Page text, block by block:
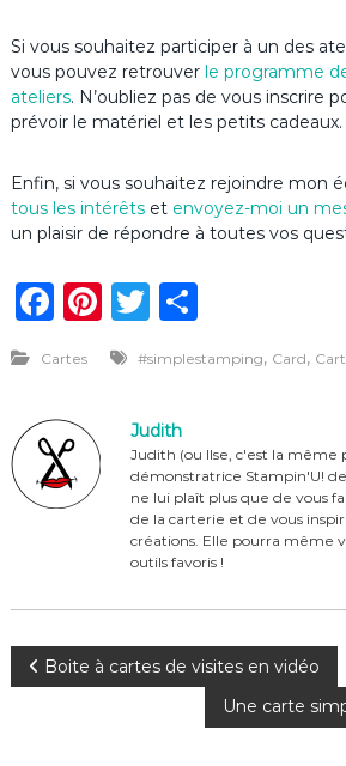
Si vous souhaitez participer à un des
vous pouvez retrouverle programme
ateliers. N’oubliez pas de vous inscrire
prévoir le matériel et les petits cadeaux.
Enfin, si vous souhaitez rejoindre mon
tous les intérêtset envoyez-moi un
un plaisir de répondre à toutes vos
F
c
e
b
o
Pi
n
te
re
st
T
it
te
r
P
ta
er
Cartes #simplestamping, Card,
Judith
Judith (ou Ilse, c'est la même
démonstratrice Stampin'U!
ne lui plaît plus que de vous
de la carterie et de vous
créations. Elle pourra même
outils favoris !
N Boite à cartes de visites en vidéo
Une carte